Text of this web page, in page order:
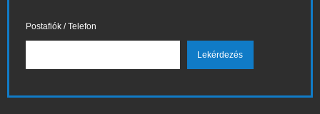
Postafiók / Telefon